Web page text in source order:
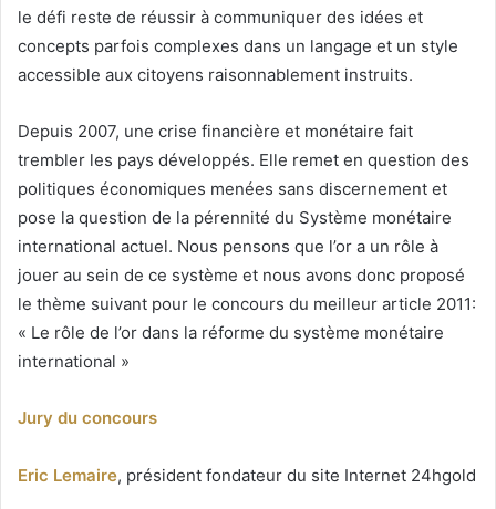
le défi reste de réussir à communiquer des idées et
concepts parfois complexes dans un langage et un style
accessible aux citoyens raisonnablement instruits.
Depuis 2007, une crise financière et monétaire fait
trembler les pays développés. Elle remet en question des
politiques économiques menées sans discernement et
pose la question de la pérennité du Système monétaire
international actuel. Nous pensons que l’or a un rôle à
jouer au sein de ce système et nous avons donc proposé
le thème suivant pour le concours du meilleur article 2011:
« Le rôle de l’or dans la réforme du système monétaire
international »
Jury du concours
Eric Lemaire, président fondateur du site Internet 24hgold